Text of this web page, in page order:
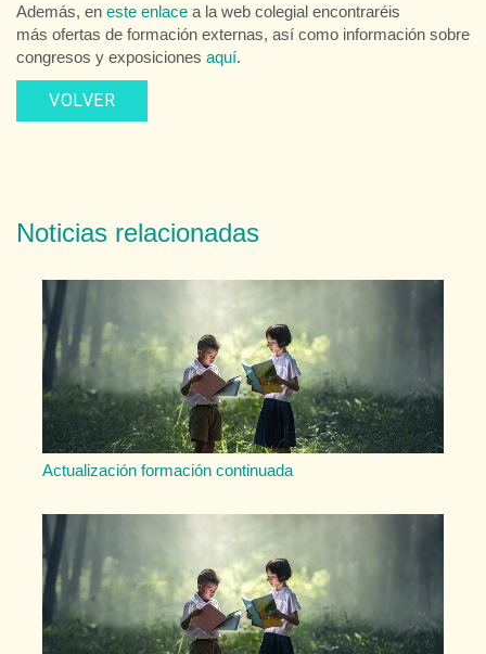
Además, en este enlace a la web colegial encontraréis
más ofertas de formación externas, así como información sobre
congresos y exposiciones aquí.
VOLVER
Noticias relacionadas
Actualización formación continuada